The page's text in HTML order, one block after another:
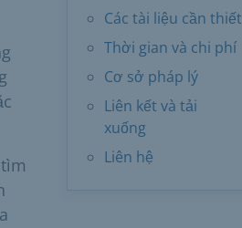
Các tài liệu cần thiết
Thời gian và chi phí
Cơ sở pháp lý
Liên kết và tải
xuống
Liên hệ